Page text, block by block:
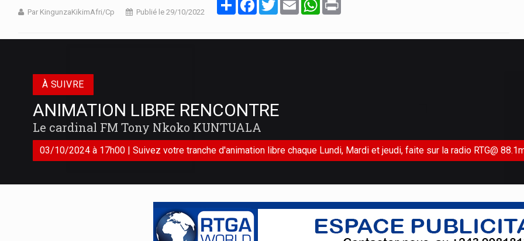
Par KingunzaKikimAfri/Cp Publié le 29/10/2022
À SUIVRE
ANIMATION LIBRE RENCONTRE
Le cardinal FM Tony Nkoko KUNTUALA
03/10/2024 à 17h00 | Suivez votre tranche d'animation libre chaque Lundi, Mardi et jeudi, faite sur la radio RTG@